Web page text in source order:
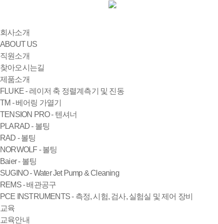
회사소개
ABOUT US
직원소개
찾아오시는길
제품소개
FLUKE - 레이저 축 정렬계측기 및 진동
TM - 베어링 가열기
TENSION PRO - 텐셔너
PLARAD - 볼팅
RAD - 볼팅
NORWOLF - 볼팅
Baier - 볼팅
SUGINO - Water Jet Pump & Cleaning
REMS - 배관공구
PCE INSTRUMENTS - 측정, 시험, 검사, 실험실 및 제어 장비
교육
교육안내